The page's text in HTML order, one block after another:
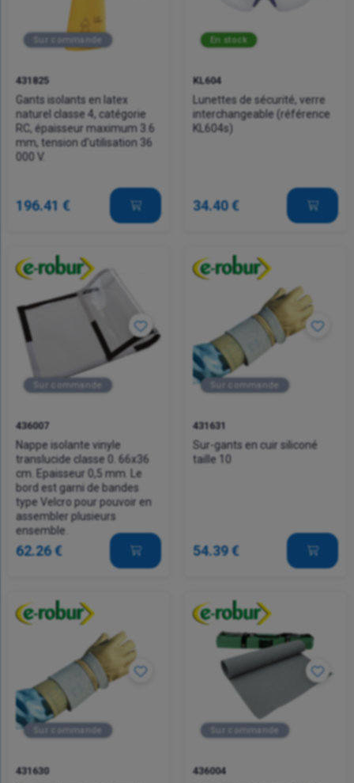
Sur commande
431825
Gants isolants en latex
naturel classe 4, catégorie
RC, épaisseur maximum 3.6
mm, tension d'utilisation 36
000 V.
196.41 €
En stock
KL604
Lunettes de sécurité, verre
interchangeable (référence
KL604s)
34.40 €
Sur commande
436007
Nappe isolante vinyle
translucide classe 0. 66x36
cm. Epaisseur 0,5 mm. Le
bord est garni de bandes
type Velcro pour pouvoir en
assembler plusieurs
ensemble.
62.26 €
Sur commande
431631
Sur-gants en cuir siliconé
taille 10
54.39 €
Sur commande
431630
Sur commande
436004